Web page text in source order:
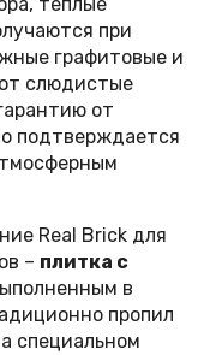
при
графитовые и
слюдистые
от
подтверждается
Real Brick для
– плитка с
в
пропил
специальном